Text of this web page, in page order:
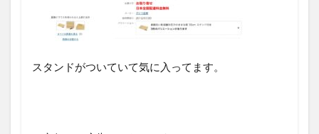
スタンドがついていて気に入ってます。